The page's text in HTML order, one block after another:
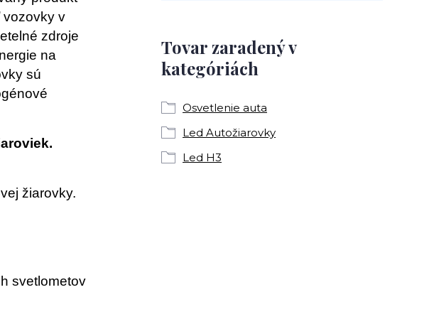
vozovky v
zdroje
na
sú
žiarovky.
svetlometov
Tovar zaradený v
kategóriách
Osvetlenie auta
Led Autožiarovky
Led H3